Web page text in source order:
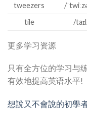
tweezers
/
tile
/
更多学习资源
只有全方位的学习与
有效地提高英语水平!
想說又不會說的初學